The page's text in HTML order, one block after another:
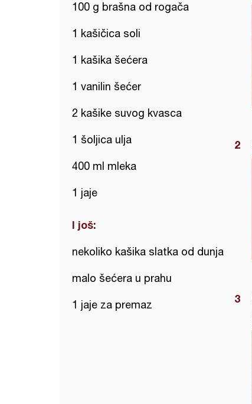
100 g brašna od rogača
1 kašičica soli
1 kašika šećera
1 vanilin šećer
2 kašike suvog kvasca
1 šoljica ulja
400 ml mleka
1 jaje
I još:
nekoliko kašika slatka od dunja
malo šećera u prahu
1 jaje za premaz